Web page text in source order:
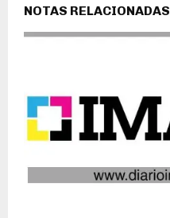
NOTAS RELACIONADAS